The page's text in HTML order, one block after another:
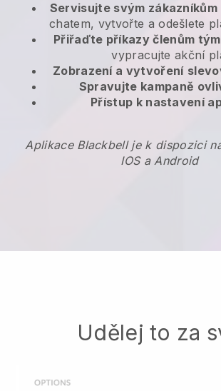
Servisujte svým zákazníkům
chatem, vytvořte a odešlete
Přiřaďte příkazy členům
vypracujte akční
Zobrazení a vytvoření
Spravujte kampaně
Přístup k nastavení
Aplikace Blackbell je k dispozici
IOS a Android
Udělej to za